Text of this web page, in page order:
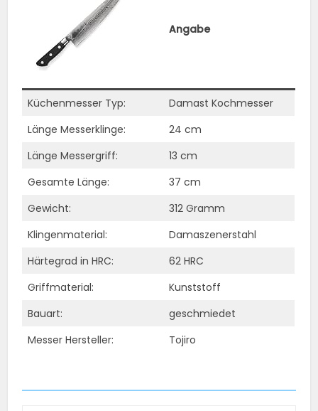
Angabe
Küchenmesser Typ:
Damast Kochmesser
Länge Messerklinge:
24 cm
Länge Messergriff:
13 cm
Gesamte Länge:
37 cm
Gewicht:
312 Gramm
Klingenmaterial:
Damaszenerstahl
Härtegrad in HRC:
62 HRC
Griffmaterial:
Kunststoff
Bauart:
geschmiedet
Messer Hersteller:
Tojiro